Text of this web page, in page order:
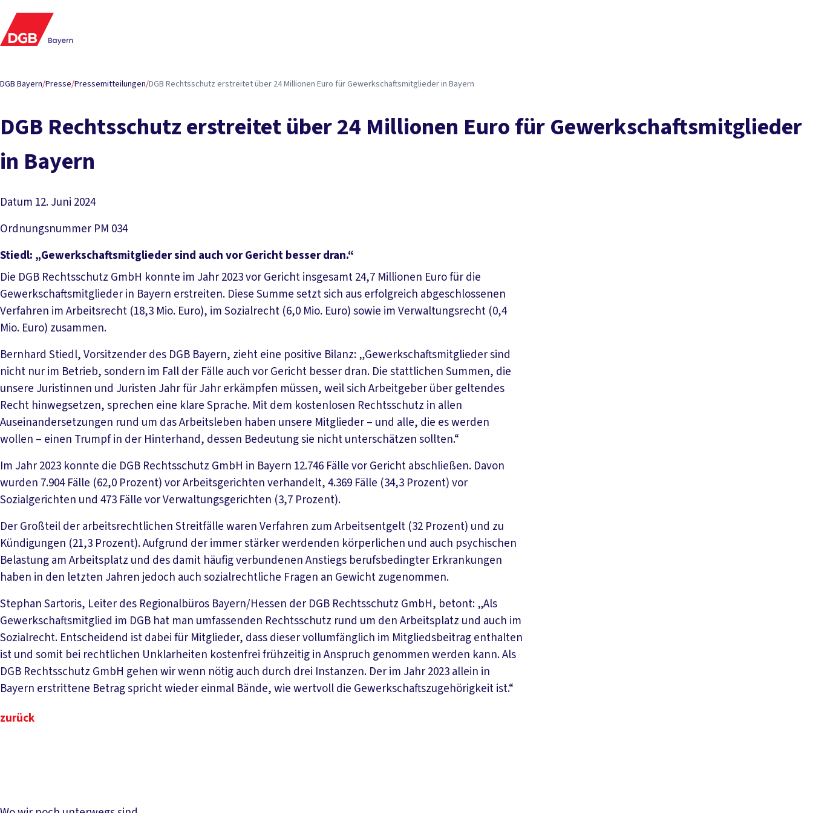
DGB Bayern/Presse/Pressemitteilungen/DGB Rechts­schutz er­strei­tet über 24 Mil­lio­nen Eu­ro für Ge­werk­schafts­mit­glie­der in Bay­ern
DGB Rechts­schutz er­strei­tet über 24 Mil­lio­nen Eu­ro für Ge­werk­schafts­mit­glie­der
in Bay­ern
Datum 12. Juni 2024
Ordnungsnummer PM 034
Stiedl: „Gewerkschaftsmitglieder sind auch vor Gericht besser dran.“
Die DGB Rechtsschutz GmbH konnte im Jahr 2023 vor Gericht insgesamt 24,7 Millionen Euro für die
Gewerkschaftsmitglieder in Bayern erstreiten. Diese Summe setzt sich aus erfolgreich abgeschlossenen
Verfahren im Arbeitsrecht (18,3 Mio. Euro), im Sozialrecht (6,0 Mio. Euro) sowie im Verwaltungsrecht (0,4
Mio. Euro) zusammen.
Bernhard Stiedl, Vorsitzender des DGB Bayern, zieht eine positive Bilanz: „Gewerkschaftsmitglieder sind
nicht nur im Betrieb, sondern im Fall der Fälle auch vor Gericht besser dran. Die stattlichen Summen, die
unsere Juristinnen und Juristen Jahr für Jahr erkämpfen müssen, weil sich Arbeitgeber über geltendes
Recht hinwegsetzen, sprechen eine klare Sprache. Mit dem kostenlosen Rechtsschutz in allen
Auseinandersetzungen rund um das Arbeitsleben haben unsere Mitglieder – und alle, die es werden
wollen – einen Trumpf in der Hinterhand, dessen Bedeutung sie nicht unterschätzen sollten.“
Im Jahr 2023 konnte die DGB Rechtsschutz GmbH in Bayern 12.746 Fälle vor Gericht abschließen. Davon
wurden 7.904 Fälle (62,0 Prozent) vor Arbeitsgerichten verhandelt, 4.369 Fälle (34,3 Prozent) vor
Sozialgerichten und 473 Fälle vor Verwaltungsgerichten (3,7 Prozent).
Der Großteil der arbeitsrechtlichen Streitfälle waren Verfahren zum Arbeitsentgelt (32 Prozent) und zu
Kündigungen (21,3 Prozent). Aufgrund der immer stärker werdenden körperlichen und auch psychischen
Belastung am Arbeitsplatz und des damit häufig verbundenen Anstiegs berufsbedingter Erkrankungen
haben in den letzten Jahren jedoch auch sozialrechtliche Fragen an Gewicht zugenommen.
Stephan Sartoris, Leiter des Regionalbüros Bayern/Hessen der DGB Rechtsschutz GmbH, betont: „Als
Gewerkschaftsmitglied im DGB hat man umfassenden Rechtsschutz rund um den Arbeitsplatz und auch im
Sozialrecht. Entscheidend ist dabei für Mitglieder, dass dieser vollumfänglich im Mitgliedsbeitrag enthalten
ist und somit bei rechtlichen Unklarheiten kostenfrei frühzeitig in Anspruch genommen werden kann. Als
DGB Rechtsschutz GmbH gehen wir wenn nötig auch durch drei Instanzen. Der im Jahr 2023 allein in
Bayern erstrittene Betrag spricht wieder einmal Bände, wie wertvoll die Gewerkschaftszugehörigkeit ist.“
zurück